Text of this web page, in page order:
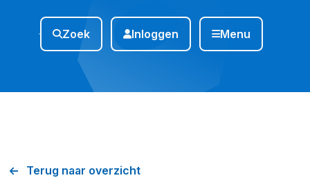
Zoek Inloggen Menu
Terug naar overzicht